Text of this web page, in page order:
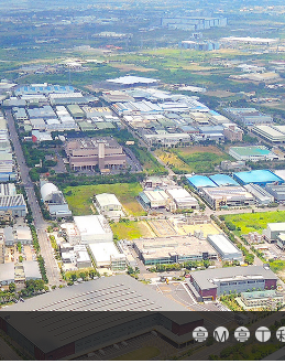
高雄市政
高雄
工